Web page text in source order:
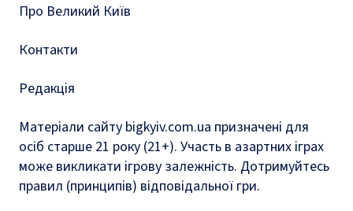
Про Великий Київ
Контакти
Редакція
Матеріали сайту bigkyiv.com.ua призначені для
осіб старше 21 року (21+). Участь в азартних іграх
може викликати ігрову залежність. Дотримуйтесь
правил (принципів) відповідальної гри.